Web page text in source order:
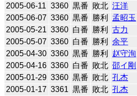
2005-06-11 3360 黒番 敗北 汪洋
2005-06-07 3360 黒番 勝利 孟昭玉
2005-05-21 3360 白番 勝利 古力
2005-05-07 3360 白番 勝利 余平
2005-04-30 3360 黒番 勝利 赵守洵
2005-04-16 3360 白番 敗北 邵イ剛
2005-01-29 3360 黒番 敗北 孔杰
2005-01-17 3361 黒番 敗北 孔杰